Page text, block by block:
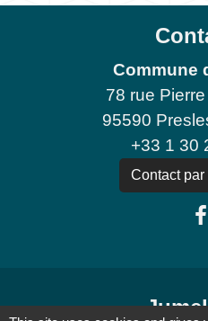
Commune
78 rue
95590
+33 1 30
Contact